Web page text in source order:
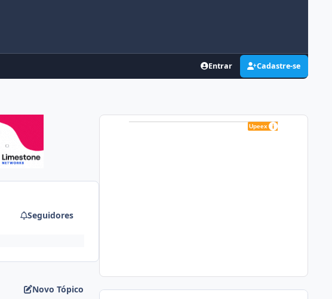
Entrar Cadastre-se
Seguidores
Novo Tópico